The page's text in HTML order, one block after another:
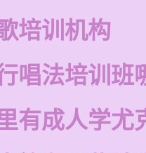
培训机构
唱法培训班
有成人学尤